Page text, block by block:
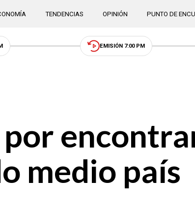
TENDENCIAS OPINIÓN PUNTO DE
EMISIÓN 7:00 PM
medio país